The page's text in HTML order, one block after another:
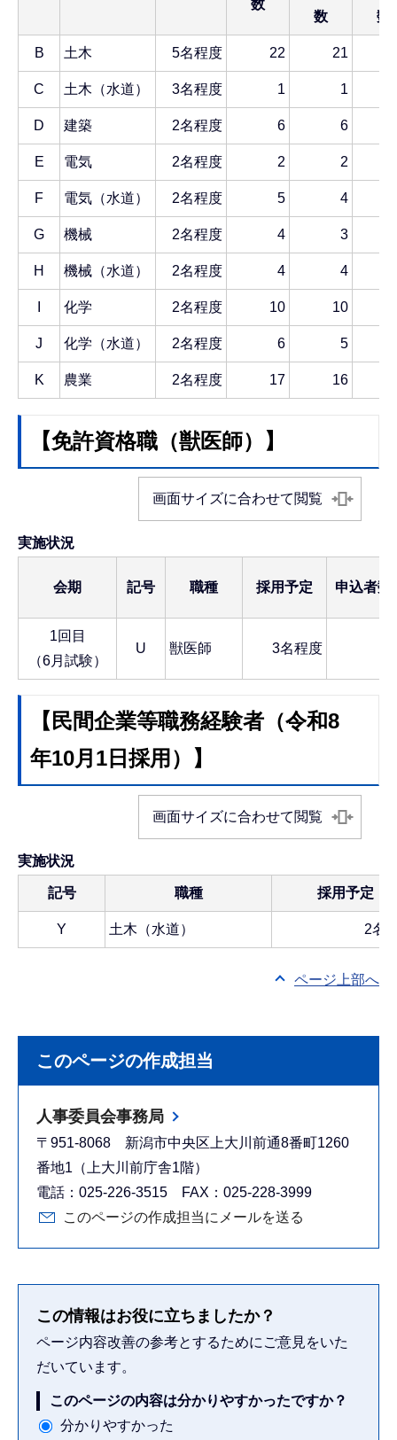
数
数
数
B 土木 5名程度 22 21
C 土木（水道） 3名程度 1 1
D 建築 2名程度 6 6
E 電気 2名程度 2 2
F 電気（水道） 2名程度 5 4
G 機械 2名程度 4 3
H 機械（水道） 2名程度 4 4
化学 2名程度 10 10
J 化学（水道） 2名程度 6 5
K 農業 2名程度 17 16
【免許資格職（獣医師）】
画面サイズに合わせて閲覧
実施状況
会期 記号 職種 採用予定 申込者数
1回目
（6月試験）
U 獣医師 3名程度
【民間企業等職務経験者（令和8
年10月1日採用）】
画面サイズに合わせて閲覧
実施状況
記号 職種 採用予定
Y 土木（水道） 2名
ページ上部へ
このページの作成担当
人事委員会事務局
〒951-8068 新潟市中央区上大川前通8番町1260
番地1（上大川前庁舎1階）
電話：025-226-3515 FAX：025-228-3999
このページの作成担当にメールを送る
この情報はお役に立ちましたか？
ページ内容改善の参考とするためにご意見をいた
だいています。
このページの内容は分かりやすかったですか？
分かりやすかった